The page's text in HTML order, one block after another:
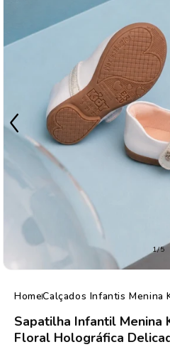
1/de
5
HomeCalçados Infantis Menina
Sapatilha Infantil Menina
Floral Holográfica